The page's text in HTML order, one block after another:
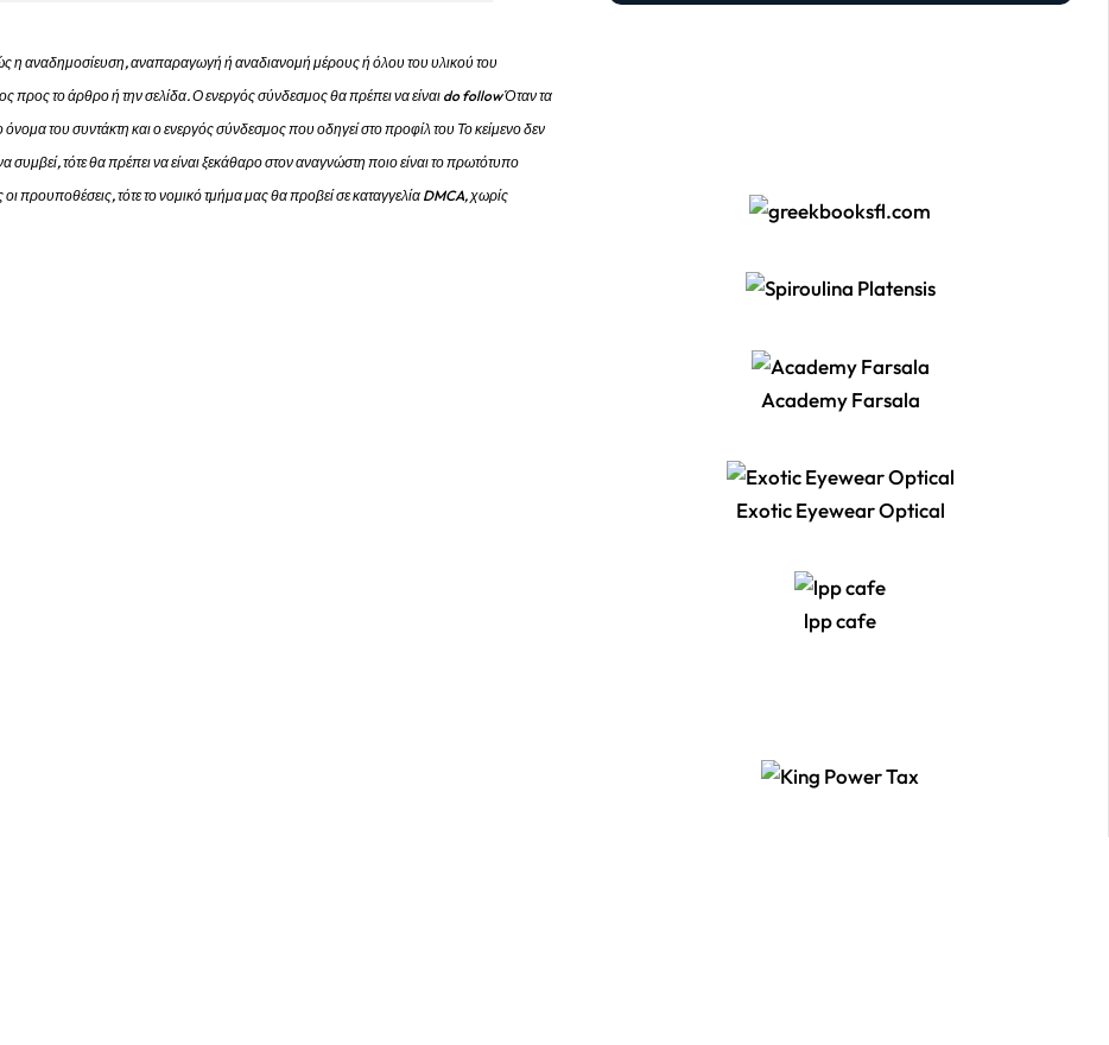
αναδημοσίευση, αναπαραγωγή ή αναδιανομή μέρους ή όλου του υλικού του
προς το άρθρο ή την σελίδα.Ο ενεργός σύνδεσμος θα πρέπει να είναι do follow Όταν τα
του συντάκτη και ο ενεργός σύνδεσμος που οδηγεί στο προφίλ του Το κείμενο δεν
συμβεί, τότε θα πρέπει να είναι ξεκάθαρο στον αναγνώστη ποιο είναι το πρωτότυπο
οι προυποθέσεις, τότε το νομικό τμήμα μας θα προβεί σε καταγγελία DMCA, χωρίς
Academy Farsala
Exotic Eyewear Optical
lpp cafe